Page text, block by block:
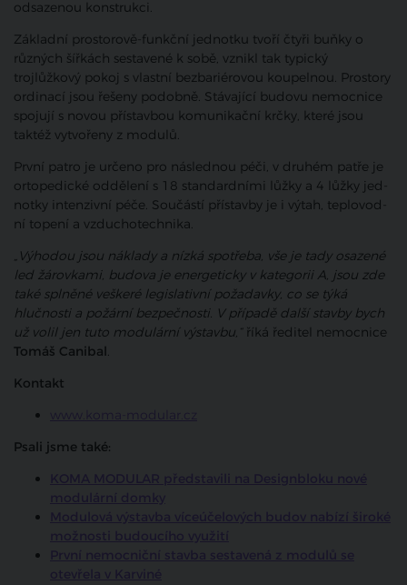
odsazenou konstrukci.
Základní prostorově-funkční jednotku tvoří čtyři buňky o
různých šířkách sestavené k sobě, vznikl tak typický
trojlůžkový pokoj s vlastní bezbariérovou koupelnou. Prostory
ordinací jsou řešeny podobně. Stávající budovu nemocnice
spojují s novou přístavbou komunikační krčky, které jsou
taktéž vytvořeny z modulů.
Prv­ní patro je urče­no pro násled­nou péči, v dru­hém pat­ře je
orto­pe­dic­ké oddě­le­ní s 18 stan­dard­ní­mi lůž­ky a 4 lůž­ky jed­
not­ky inten­ziv­ní péče. Sou­čás­tí přístavby je i výtah, tep­lo­vod­
ní tope­ní a vzduchotechnika.
„Výhodou jsou náklady a nízká spotřeba, vše je tady osazené
led žárovkami, budova je energeticky v kategorii A, jsou zde
také splněné veškeré legislativní požadavky, co se týká
hlučnosti a požární bezpečnosti. V případě další stavby bych
už volil jen tuto modulární výstavbu,“ říká ředitel nemocnice
Tomáš Canibal.
Kontakt
www.koma-modular.cz
Psali jsme také:
KOMA MODULAR představili na Designbloku nové
modulární domky
Modulová výstavba víceúčelových budov nabízí široké
možnosti budoucího využití
První nemocniční stavba sestavená z modulů se
otevřela v Karviné